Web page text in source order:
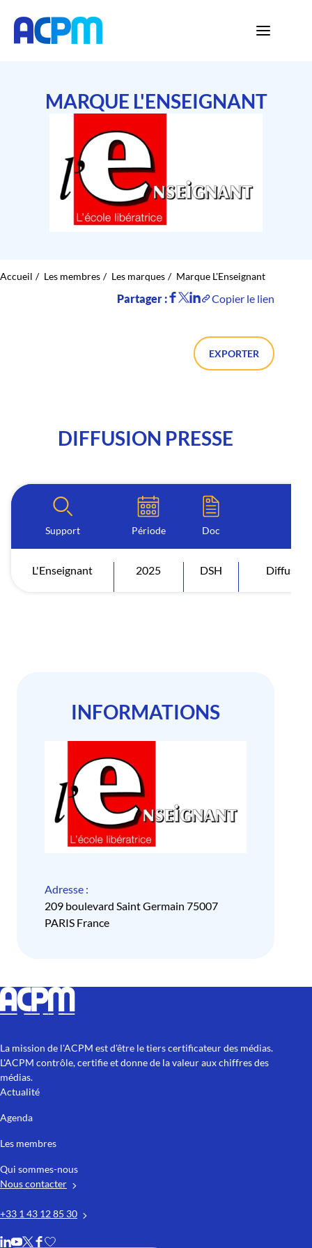
MARQUE L'ENSEIGNANT
Accueil Les membres Les marques Marque L'Enseignant
Partager : Copier le lien
EXPORTER
DIFFUSION PRESSE
Support Période Doc
L'Enseignant 2025 DSH Diffusion
INFORMATIONS
Adresse :
209 boulevard Saint Germain 75007
PARIS France
La mission de l'ACPM est d'être le tiers certificateur des médias.
L'ACPM contrôle, certifie et donne de la valeur aux chiffres des
médias.
Actualité
Agenda
Les membres
Qui sommes-nous
Nous contacter
+33 1 43 12 85 30